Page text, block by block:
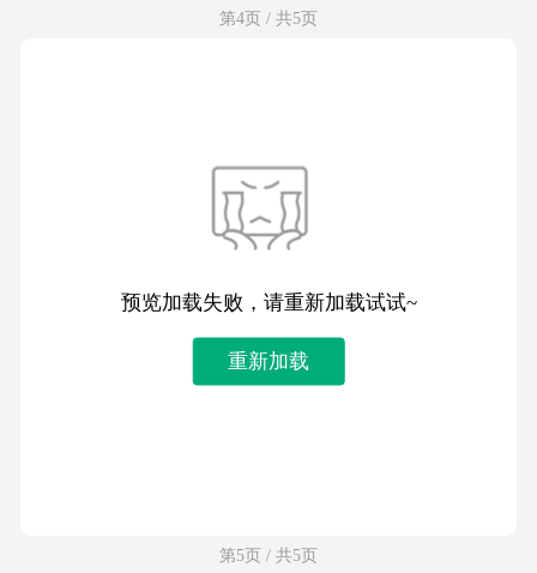
第4页 / 共5页
预览加载失败，请重新加载试试~
重新加载
第5页 / 共5页